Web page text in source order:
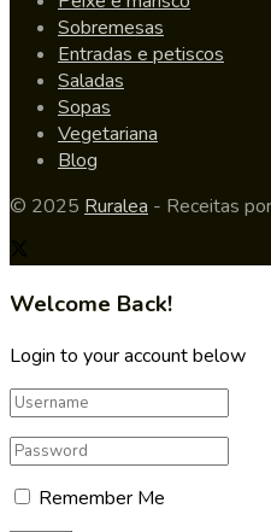
Sobremesas
Entradas e petiscos
Saladas
Sopas
Vegetariana
Blog
© 2025 Ruralea - Receitas
Welcome Back!
Login to your account below
Remember Me